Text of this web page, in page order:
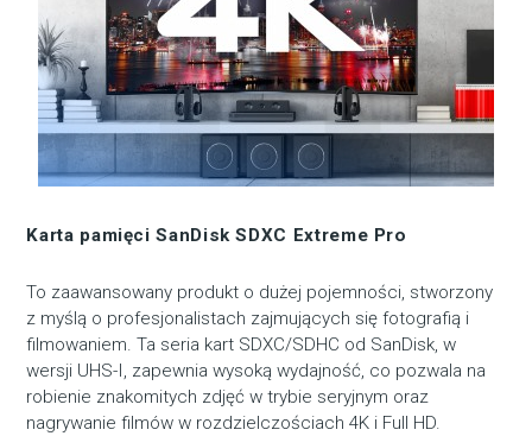
Karta pamięci SanDisk SDXC Extreme Pro
To zaawansowany produkt o dużej pojemności, stworzony
z myślą o profesjonalistach zajmujących się fotografią i
filmowaniem. Ta seria kart SDXC/SDHC od SanDisk, w
wersji UHS-I, zapewnia wysoką wydajność, co pozwala na
robienie znakomitych zdjęć w trybie seryjnym oraz
nagrywanie filmów w rozdzielczościach 4K i Full HD.